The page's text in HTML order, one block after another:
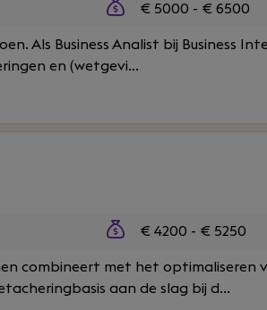
€ 5000 - € 6500
Als Business Analist bij Business
en (wetgevi...
€ 4200 - € 5250
combineert met het optimaliseren
aan de slag bij d...